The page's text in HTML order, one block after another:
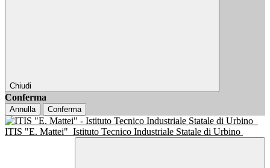
Chiudi
Conferma
Annulla Conferma
ITIS "E. Mattei" Istituto Tecnico Industriale Statale di Urbino